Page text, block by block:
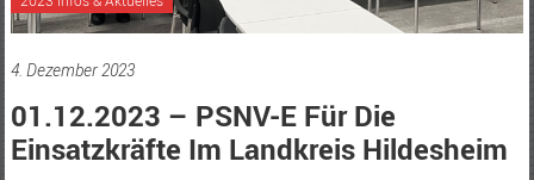
4. Dezember 2023
01.12.2023 – PSNV-E Für Die
Einsatzkräfte Im Landkreis Hildesheim